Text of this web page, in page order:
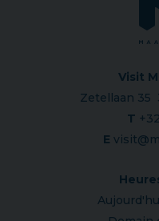
Visit
Zetellaan 35
T
E